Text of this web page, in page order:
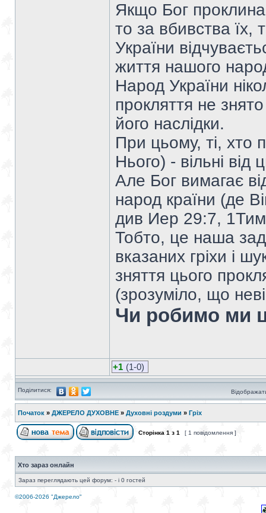
Якщо Бог
то за вбивства їх,
України
життя нашого
Народ України
прокляття не
його наслідки.
При цьому, ті, хто
Нього) - вільні від
Але Бог вимагає
народ країни (де
див Иер 29:7,
Тобто, це наша
вказаних гріхи і
зняття цього
(зрозуміло, що
Чи робимо ми
+1 (1-0)
Поділитися:
Початок » ДЖЕРЕЛО ДУХОВНЕ » Духовні роздуми » Гріх
Сторінка 1 з 1 [ 1 повідомлення ]
Хто зараз онлайн
Зараз переглядають цей форум: - і 0 гостей
©2006-2026 "Джерело"